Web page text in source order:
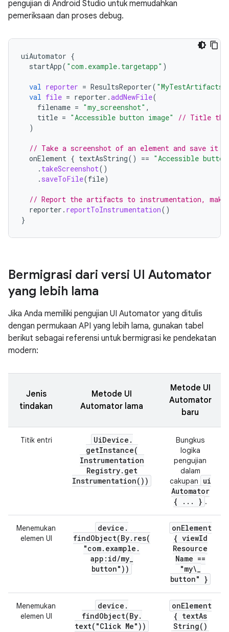
pengujian di Android Studio untuk memudahkan
pemeriksaan dan proses debug.
uiAutomator {
startApp( "com.example.targetapp" )
val reporter = ResultsReporter( "MyTestArtifacts"
val file = reporter .addNewFile(
filename = "my_screenshot" ,
title = "Accessible button image"
// Title that
)
// Take a screenshot of an element and save it
onElement { textAsString() == "Accessible
. takeScreenshot()
. saveToFile(file)
// Report the artifacts to instrumentation,
reporter . reportToInstrumentation()
}
Bermigrasi dari versi UI Automator
yang lebih lama
Jika Anda memiliki pengujian UI Automator yang ditulis
dengan permukaan API yang lebih lama, gunakan tabel
berikut sebagai referensi untuk bermigrasi ke pendekatan
modern:
Jenis
tindakan
Metode UI
Automator lama
Metode UI
Automator
baru
Titik entri UiDevice .
getInstance(
Instrumentation
Registry. get
Instrumentation( ))
Bungkus
logika
pengujian
dalam
cakupan
ui
Automator
{
. . . } .
Menemukan
elemen UI
device .
findObject(By. res(
"com. example .
app:id/my_
button"))
onElement
{ viewId
Resource
Name ==
"my\_
button" }
Menemukan
elemen UI
device .
findObject(By.
text( "Click Me"))
onElement
{ textAs
String( )